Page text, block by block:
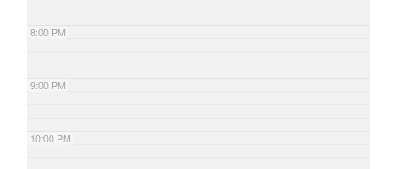
8:00 PM
9:00 PM
10:00 PM